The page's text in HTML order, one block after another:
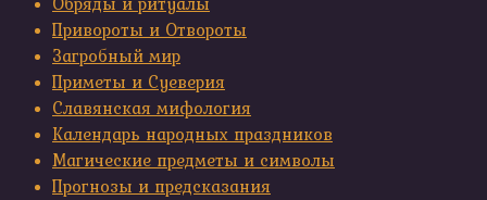
Привороты и Отвороты
Загробный мир
Приметы и Суеверия
Славянская мифология
Календарь народных праздников
Магические предметы и символы
Прогнозы и предсказания